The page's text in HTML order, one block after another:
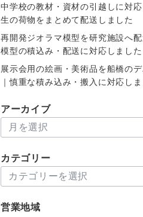
中学校の教材・資材の引越しに対
生の荷物をまとめて配送しました
再開発ジオラマ模型を研究施設へ
模型の積込み・配送に対応しました
展示会用の絵画・美術品を船橋の
｜慎重な積み込み・搬入に対応し
アーカイブ
ー
イ
カテゴリー
テ
リ
営業地域